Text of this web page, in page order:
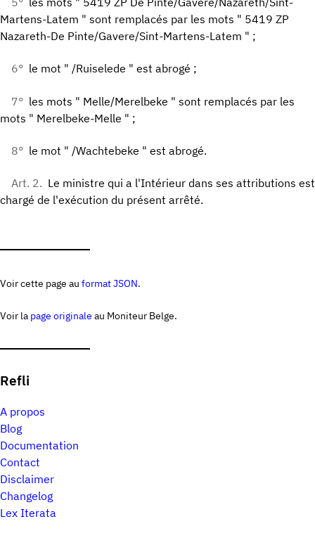
Martens-Latem " sont remplacés par les mots " 5419 ZP
Nazareth-De Pinte/Gavere/Sint-Martens-Latem " ;
6° le mot " /Ruiselede " est abrogé ;
7° les mots " Melle/Merelbeke " sont remplacés par les
mots " Merelbeke-Melle " ;
8° le mot " /Wachtebeke " est abrogé.
Art. 2. Le ministre qui a l'Intérieur dans ses attributions est
chargé de l'exécution du présent arrêté.
Voir cette page au format JSON.
Voir la page originale au Moniteur Belge.
Refli
A propos
Blog
Documentation
Contact
Disclaimer
Changelog
Lex Iterata